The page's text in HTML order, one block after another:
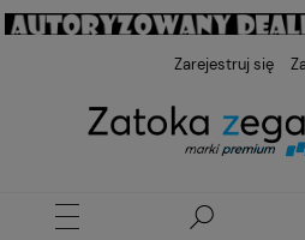
Zarejestruj się